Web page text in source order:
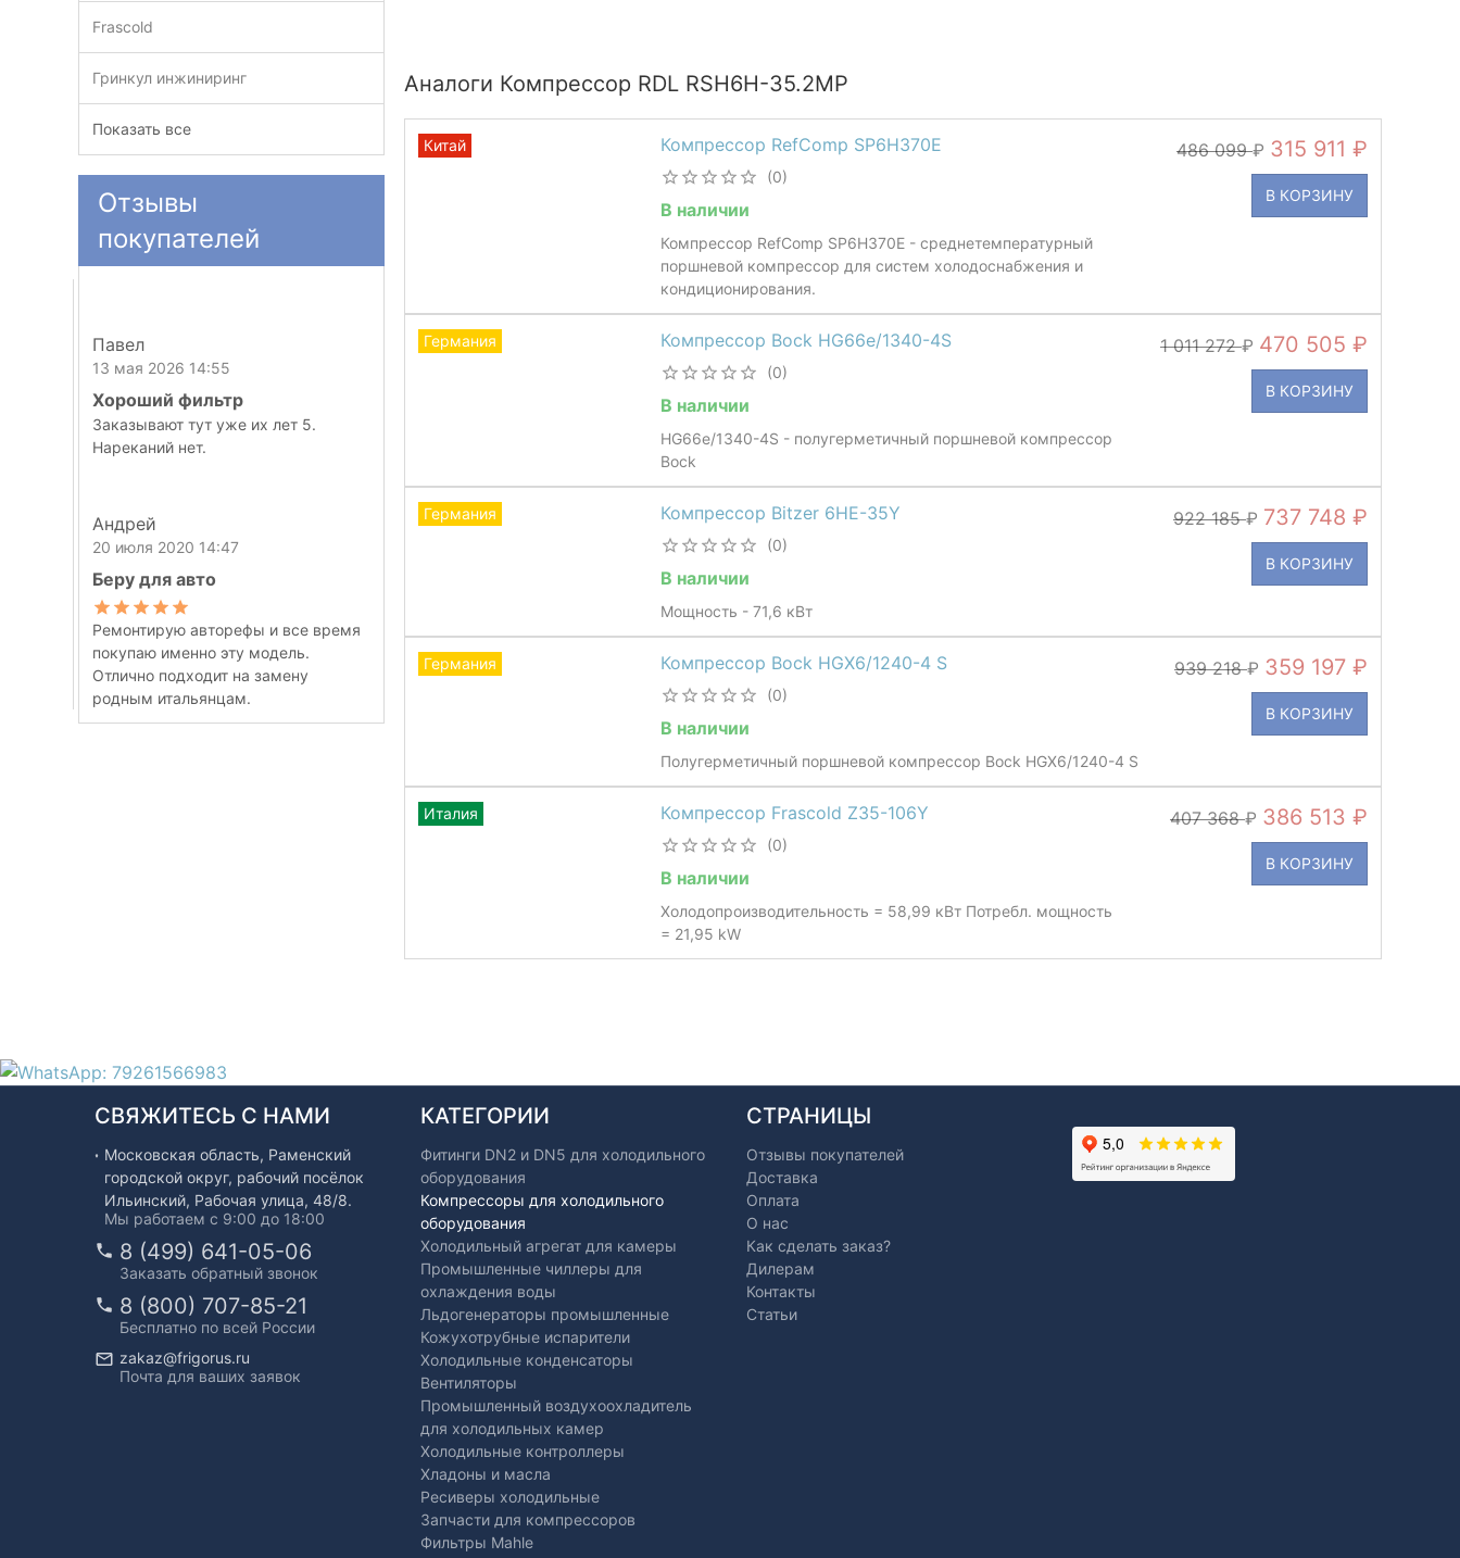
Аналоги Компрессор RDL RSH6H-35.2MP
Компрессор RefComp SP6H370E
(0)
В наличии
Компрессор RefComp SP6H370E - среднетемпературный
поршневой компрессор для систем холодоснабжения и
кондиционирования.
486 099 315 911
В КОРЗИНУ
Китай
Компрессор Bock HG66e/1340-4S
(0)
В наличии
HG66e/1340-4S - полугерметичный поршневой компрессор
Bock
1 011 272 470 505
В КОРЗИНУ
Германия
Компрессор Bitzer 6HE-35Y
(0)
В наличии
Мощность - 71,6 кВт
922 185 737 748
В КОРЗИНУ
Германия
Компрессор Bock HGX6/1240-4 S
(0)
В наличии
Полугерметичный поршневой компрессор Bock HGX6/1240-4 S
939 218 359 197
В КОРЗИНУ
Германия
Компрессор Frascold Z35-106Y
(0)
В наличии
Холодопроизводительность = 58,99 кВт Потребл. мощность
= 21,95 kW
407 368 386 513
В КОРЗИНУ
Италия
Frascold
Гринкул инжиниринг
Показать все
Отзывы
покупателей
Павел
13 мая 2026 14:55
Хороший фильтр
Заказывают тут уже их лет 5.
Нареканий нет.
Андрей
20 июля 2020 14:47
Беру для авто
Ремонтирую авторефы и все время
покупаю именно эту модель.
Отлично подходит на замену
родным итальянцам.
СВЯЖИТЕСЬ С НАМИ
Московская область, Раменский
городской округ, рабочий посёлок
Ильинский, Рабочая улица, 48/8.
Мы работаем с 9:00 до 18:00
8 (499) 641-05-06
Заказать обратный звонок
8 (800) 707-85-21
Бесплатно по всей России
zakaz@frigorus.ru
Почта для ваших заявок
КАТЕГОРИИ
Фитинги DN2 и DN5 для холодильного
оборудования
Компрессоры для холодильного
оборудования
Холодильный агрегат для камеры
Промышленные чиллеры для
охлаждения воды
Льдогенераторы промышленные
Кожухотрубные испарители
Холодильные конденсаторы
Вентиляторы
Промышленный воздухоохладитель
для холодильных камер
Холодильные контроллеры
Хладоны и масла
Ресиверы холодильные
Запчасти для компрессоров
Фильтры Mahle
СТРАНИЦЫ
Отзывы покупателей
Доставка
Оплата
О нас
Как сделать заказ?
Дилерам
Контакты
Статьи